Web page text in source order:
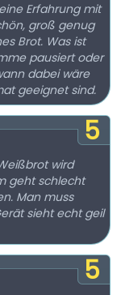
Erfahrung mit
groß genug
Brot. Was ist
pausiert oder
dabei wäre
geeignet sind.
5
wird
geht schlecht
Man muss
sieht echt geil
5